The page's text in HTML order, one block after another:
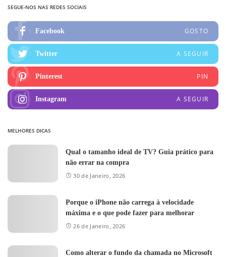
SEGUE-NOS NAS REDES SOCIAIS
Facebook GOSTO
Twitter A SEGUIR
Pinterest PIN
Instagram A SEGUIR
MELHORES DICAS
Qual o tamanho ideal de TV? Guia prático para
não errar na compra
30 de Janeiro, 2026
Porque o iPhone não carrega à velocidade
máxima e o que pode fazer para melhorar
26 de Janeiro, 2026
Como alterar o fundo da chamada no Microsoft